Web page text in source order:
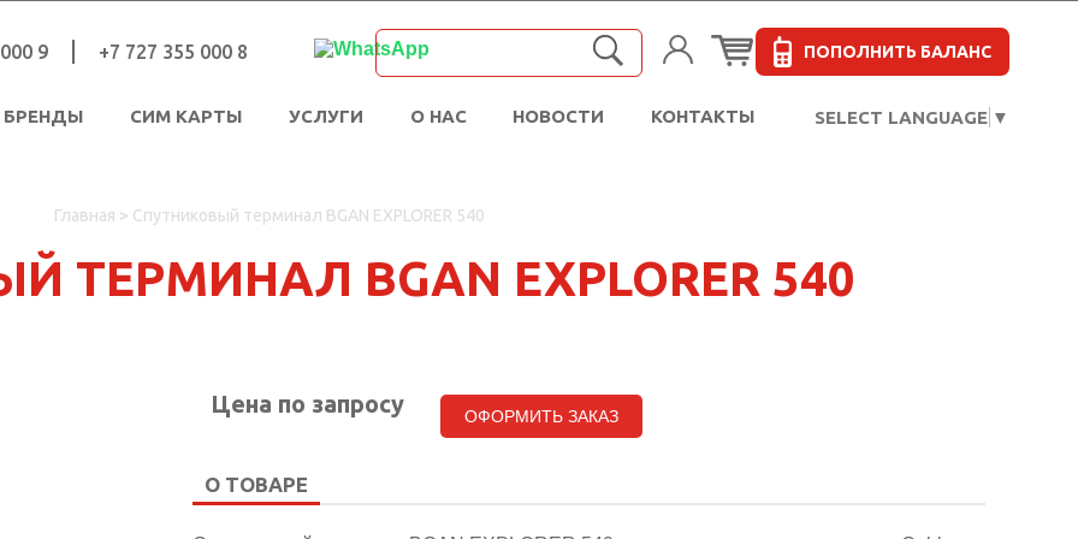
9 +7 727 355 000 8 ПОПОЛНИТЬ БАЛАНС
БРЕНДЫ СИМ КАРТЫ УСЛУГИ О НАС НОВОСТИ КОНТАКТЫ SELECT LANGUAGE ▼
Главная > Спутниковый терминал BGAN EXPLORER 540
ТЕРМИНАЛ BGAN EXPLORER 540
Цена по запросу ОФОРМИТЬ ЗАКАЗ
О ТОВАРЕ